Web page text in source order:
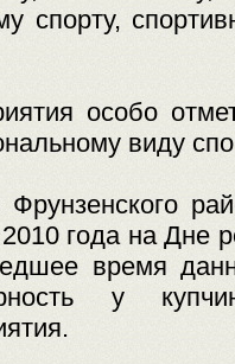
спорту,
особо
виду
года на Дне
время
у